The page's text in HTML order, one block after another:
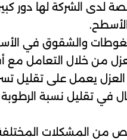
لدى الشركة لها دور
والشقوق في
من خلال التعامل
يعمل على تقليل
في تقليل نسبة
من المشكلات المختلفة